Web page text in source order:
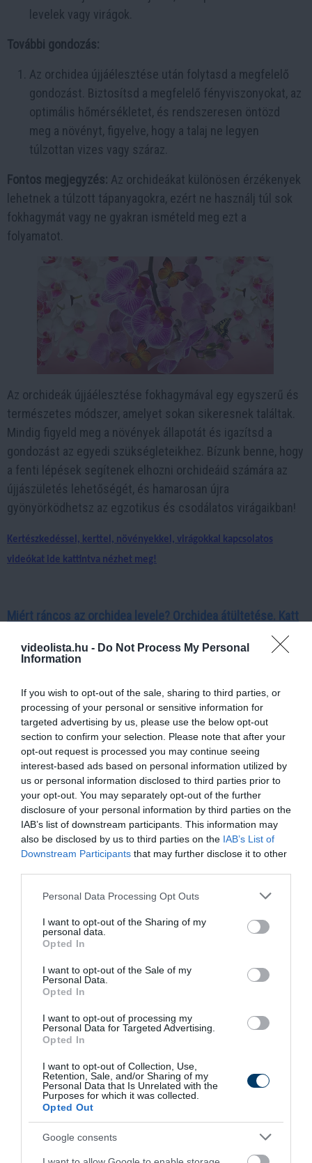
videolista.hu - Do Not Process My Personal
Information
If you wish to opt-out of the sale, sharing to third parties, or
processing of your personal or sensitive information for
targeted advertising by us, please use the below opt-out
section to confirm your selection. Please note that after your
opt-out request is processed you may continue seeing
interest-based ads based on personal information utilized by
us or personal information disclosed to third parties prior to
your opt-out. You may separately opt-out of the further
disclosure of your personal information by third parties on the
IAB’s list of downstream participants. This information may
also be disclosed by us to third parties on the IAB’s List of
Downstream Participants that may further disclose it to other
Please note that this website/app uses one or more Google
not limited to your visit or usage behaviour. You may click to
grant or deny consent to Google and its third-party tags to
use your data for below specified purposes in below Google
consent section.
Personal Data Processing Opt Outs
I want to opt-out of the Sharing of my
personal data.
Opted In
I want to opt-out of the Sale of my
Personal Data.
Opted In
I want to opt-out of processing my
Personal Data for Targeted Advertising.
Opted In
I want to opt-out of Collection, Use,
Retention, Sale, and/or Sharing of my
Personal Data that Is Unrelated with the
Purposes for which it was collected.
Opted Out
Google consents
levelek vagy virágok.
További gondozás:
Az orchidea újjáélesztése után folytasd a megfelelő
gondozást. Biztosítsd a megfelelő fényviszonyokat, az
optimális hőmérsékletet, és rendszeresen öntözd
meg a növényt, figyelve, hogy a talaj ne legyen
túlzottan vizes vagy száraz.
Fontos megjegyzés: Az orchideákat különösen érzékenyek
lehetnek a túlzott tápanyagokra, ezért ne használj túl sok
fokhagymát vagy ne gyakran ismételd meg ezt a
folyamatot.
Az orchideák újjáélesztése fokhagymával egy egyszerű és
természetes módszer, amelyet sokan sikeresnek találtak.
Mindig figyeld meg a növények állapotát és igazítsd a
gondozást az egyedi szükségleteikhez. Bízunk benne, hogy
a fenti lépések segítenek elhozni orchideáid számára az
újjászületés lehetőségét, és hamarosan újra
gyönyörködhetsz az egzotikus és csodálatos virágaikban!
Kertészkedéssel, kerttel, növényekkel, virágokkal kapcsolatos
videókat ide kattintva nézhet meg!
Miért ráncos az orchidea levele? Orchidea átültetése. Katt
Fungus Is A Parasite, And It Dies From A Drop Of
Plain...
More
5 h 21 min
5 Hidden Signs You Have Worms Inside Your
Body